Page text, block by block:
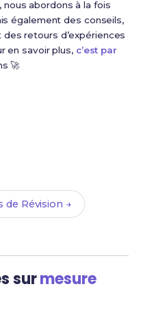
, nous abordons à la fois
également des conseils,
retours d’expériences
en savoir plus, c’est par
🚀
de Révision →
surmesure